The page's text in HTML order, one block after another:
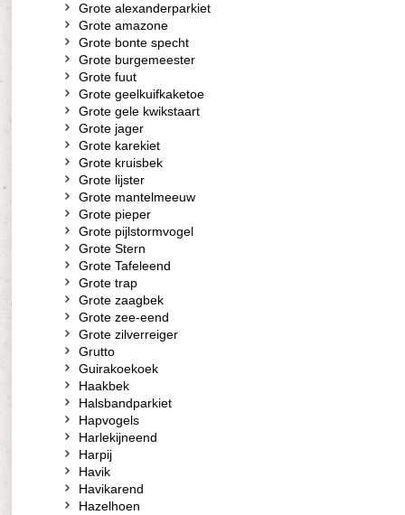
Grote alexanderparkiet
Grote amazone
Grote bonte specht
Grote burgemeester
Grote fuut
Grote geelkuifkaketoe
Grote gele kwikstaart
Grote jager
Grote karekiet
Grote kruisbek
Grote lijster
Grote mantelmeeuw
Grote pieper
Grote pijlstormvogel
Grote Stern
Grote Tafeleend
Grote trap
Grote zaagbek
Grote zee-eend
Grote zilverreiger
Grutto
Guirakoekoek
Haakbek
Halsbandparkiet
Hapvogels
Harlekijneend
Harpij
Havik
Havikarend
Hazelhoen